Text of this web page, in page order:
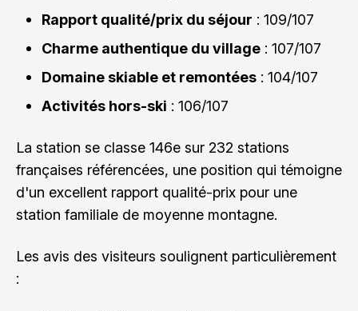
Rapport qualité/prix du séjour : 109/107
Charme authentique du village : 107/107
Domaine skiable et remontées : 104/107
Activités hors-ski : 106/107
La station se classe 146e sur 232 stations
françaises référencées, une position qui témoigne
d'un excellent rapport qualité-prix pour une
station familiale de moyenne montagne.
Les avis des visiteurs soulignent particulièrement
: